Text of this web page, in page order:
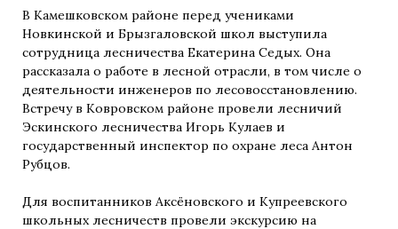
В Камешковском районе перед учениками
Новкинской и Брызгаловской школ выступила
сотрудница лесничества Екатерина Седых. Она
рассказала о работе в лесной отрасли, в том числе о
деятельности инженеров по лесовосстановлению.
Встречу в Ковровском районе провели лесничий
Эскинского лесничества Игорь Кулаев и
государственный инспектор по охране леса Антон
Рубцов.
Для воспитанников Аксёновского и Купреевского
школьных лесничеств провели экскурсию на